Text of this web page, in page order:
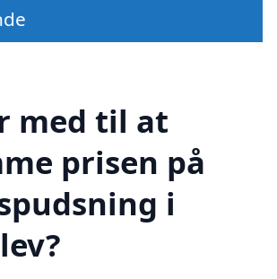
med til at
prisen på
i